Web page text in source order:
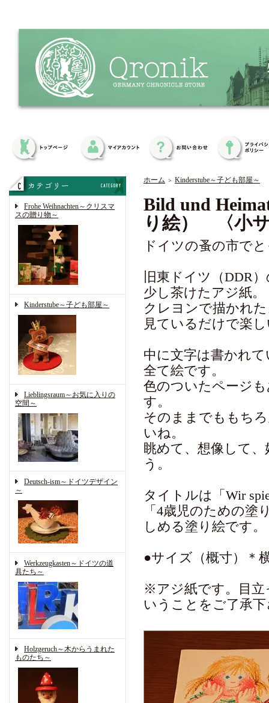
Frohe Weihnachten～クリスマ
スの贈り物～
Kinderstube～子ども部屋～
Lieblingsraum～お気に入りの
空間～
Deutsch-ism～ドイツデザイン
～
Werkzeugkasten～ドイツの道
具たち～
Holzgeruch～木からうまれた
ものたち～
ホーム ＞ Kinderstube～子ども部屋～
Bild und
り絵） 〈小
ドイツの蚤の市で
旧東ドイツ（DDR
少し茶けたアジ紙。
クレヨンで描かれ
見ているだけで楽
中に文字は書かれ
全て絵です。
色のついたページ
す。
そのままでももち
いね。
眺めて、想像して
う。
タイトルは「Wir
「4歳児のための
しめる塗り絵です。
●サイズ（概寸）＊
※アジ紙です。目立
いうことをご了承